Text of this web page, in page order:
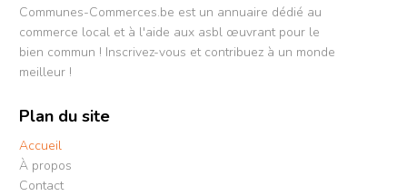
Communes-Commerces.be est un annuaire dédié au
commerce local et à l'aide aux asbl œuvrant pour le
bien commun ! Inscrivez-vous et contribuez à un monde
meilleur !
Plan du site
Accueil
À propos
Contact